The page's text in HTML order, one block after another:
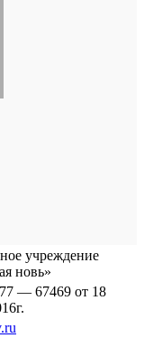
учреждение
новь»
— 67469 от 18